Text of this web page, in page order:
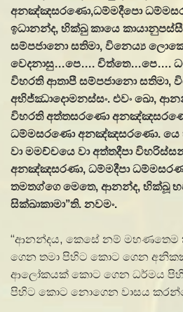
අනඤ්ඤසරණො,ධම්මදීපො
ඉධානන්ද, භික්ඛු කායෙ
සම්පජානො සතිමා, විනෙය්‍ය
වෙදනාසු…පෙ…. චිත්තෙ…පෙ….
විහරති ආතාපී සම්පජානො සතිමා,
අභිජ්ඣාදොමනස්සං. එවං ඛො,
විහරති අත්තසරණො
ධම්මසරණො අනඤ්ඤසරණො. යෙ
වා මමච්චයෙ වා අත්තදීපා
අනඤ්ඤසරණා, ධම්මදීපා
තමතග්ගෙ මෙතෙ, ආනන්ද, භික්ඛූ
සික්ඛාකාමා’’ති. නවමං.
“ආනන්දය, කෙසේ නම්
ගෙන තමා පිහිට කොට ගෙන
ආලෝකයක් කොට ගෙන ධර්මය
පිහිට කොට නොගෙන වාසය